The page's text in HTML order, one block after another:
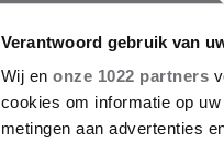
Verantwoord gebruik van
Wij en onze 1022 partners
cookies om informatie op
metingen aan advertenties